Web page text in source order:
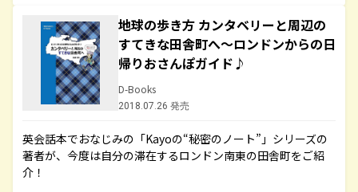
地球の歩き方 カンタベリーと周辺の
すてきな田舎町へ～ロンドンからの日
帰りおさんぽガイド♪
D-Books
2018.07.26 発売
英会話本でおなじみの「Kayoの“秘密のノート”」シリーズの
著者が、今度は自分の滞在するロンドン南東の田舎町をご紹
介！